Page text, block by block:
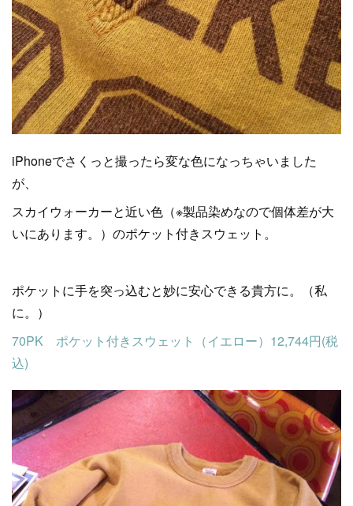
iPhoneでさくっと撮ったら変な色になっちゃいました
が、
スカイウォーカーと近い色（※製品染めなので個体差が大
いにあります。）のポケット付きスウェット。
ポケットに手を突っ込むと妙に安心できる貴方に。（私
に。）
70PK ポケット付きスウェット（イエロー）12,744円(税
込)